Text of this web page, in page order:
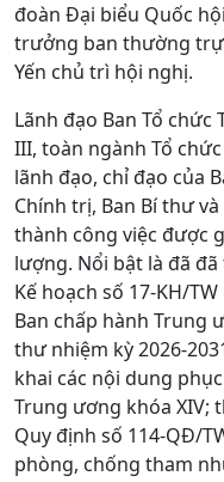
đoàn Đại biểu Quốc
trưởng ban thường
Yến chủ trì hội nghị.
Lãnh đạo Ban Tổ
III, toàn ngành Tổ
lãnh đạo, chỉ đạo của
Chính trị, Ban Bí thư
thành công việc được
lượng. Nổi bật là đã
Kế hoạch số 17-KH/
Ban chấp hành Trung
thư nhiệm kỳ 2026-
khai các nội dung
Trung ương khóa XIV;
Quy định số 114-QĐ/
phòng, chống tham